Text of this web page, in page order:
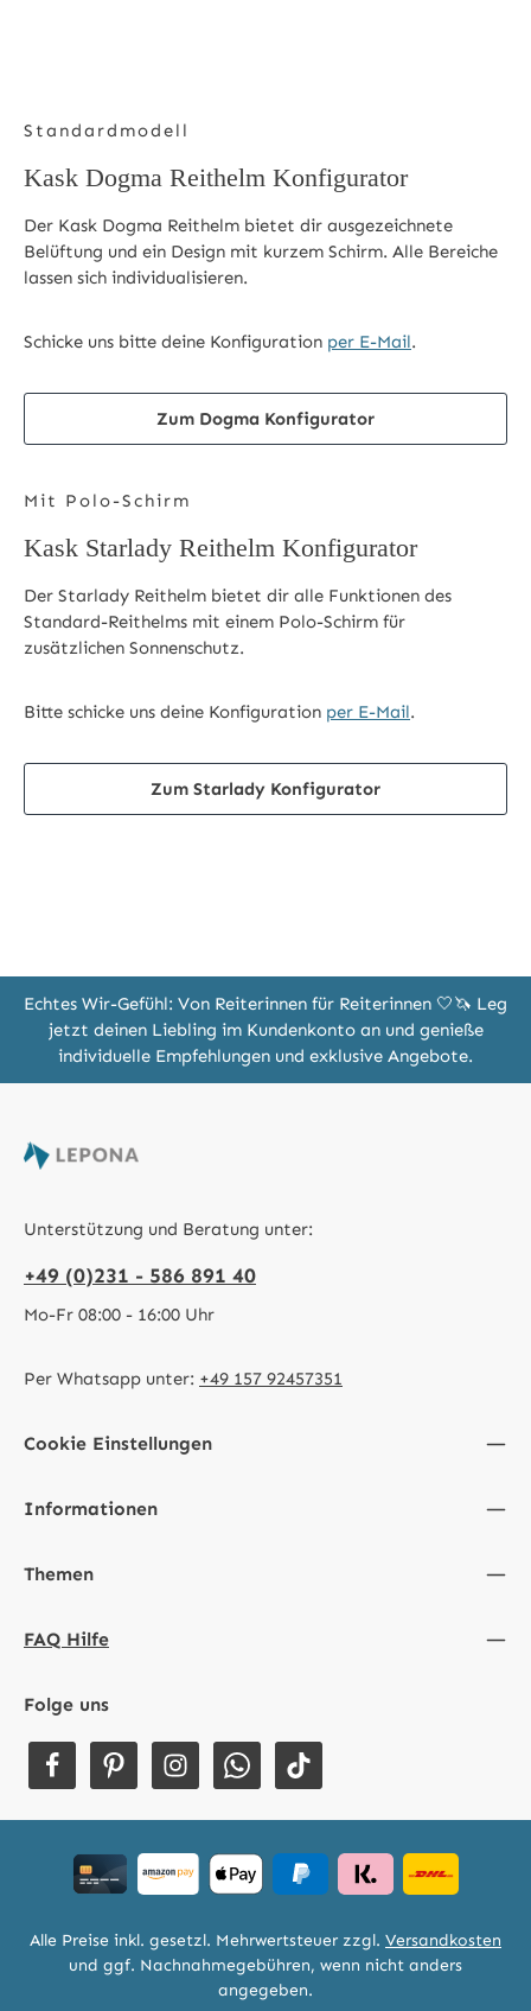
Standardmodell
Kask Dogma Reithelm Konfigurator
Der Kask Dogma Reithelm bietet dir ausgezeichnete
Belüftung und ein Design mit kurzem Schirm. Alle Bereiche
lassen sich individualisieren.
Schicke uns bitte deine Konfiguration per E-Mail.
Zum Dogma Konfigurator
Mit Polo-Schirm
Kask Starlady Reithelm Konfigurator
Der Starlady Reithelm bietet dir alle Funktionen des
Standard-Reithelms mit einem Polo-Schirm für
zusätzlichen Sonnenschutz.
Bitte schicke uns deine Konfiguration per E-Mail.
Zum Starlady Konfigurator
Echtes Wir-Gefühl: Von Reiterinnen für Reiterinnen 🤍🦄 Leg
jetzt deinen Liebling im Kundenkonto an und genieße
individuelle Empfehlungen und exklusive Angebote.
Unterstützung und Beratung unter:
+49 (0)231 - 586 891 40
Mo-Fr 08:00 - 16:00 Uhr
Per Whatsapp unter: +49 157 92457351
Cookie Einstellungen
Informationen
Themen
FAQ Hilfe
Folge uns
Alle Preise inkl. gesetzl. Mehrwertsteuer zzgl. Versandkosten
und ggf. Nachnahmegebühren, wenn nicht anders
angegeben.